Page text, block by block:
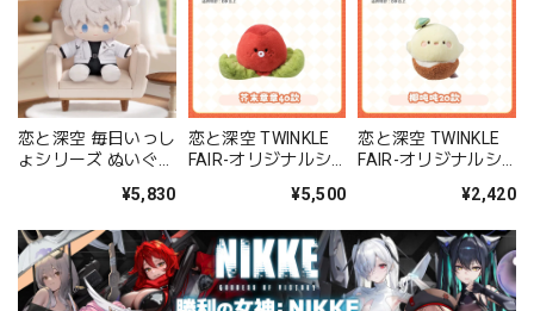
恋と深空 毎日いっし
ょシリーズ ぬいぐる
¥5,830
恋と深空 TWINKLE
FAIR-オリジナルシ
さびタコ 40タイプ
¥5,500
恋と深空 TWINKLE
FAIR-オリジナルシ
くごくココナッツ
¥2,420